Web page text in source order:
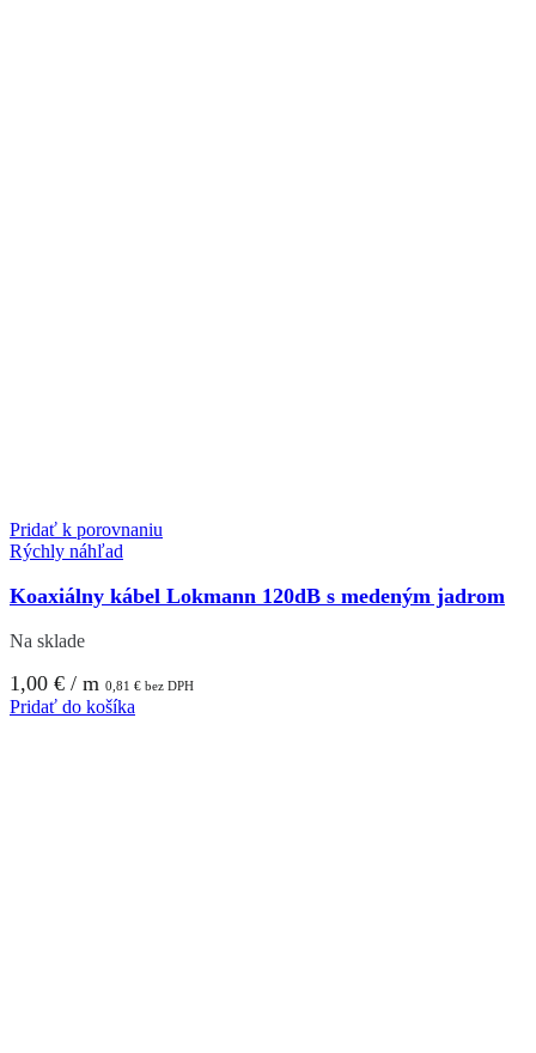
Pridať k porovnaniu
Rýchly náhľad
Koaxiálny kábel Lokmann 120dB s medeným jadrom
Na sklade
1,00 € / m 0,81 € bez DPH
Pridať do košíka